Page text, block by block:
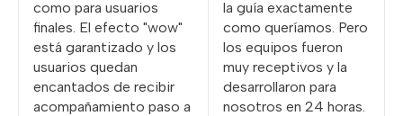
como para usuarios
finales. El efecto "wow"
está garantizado y los
usuarios quedan
encantados de recibir
acompañamiento paso a
la guía exactamente
como queríamos. Pero
los equipos fueron
muy receptivos y la
desarrollaron para
nosotros en 24 horas.